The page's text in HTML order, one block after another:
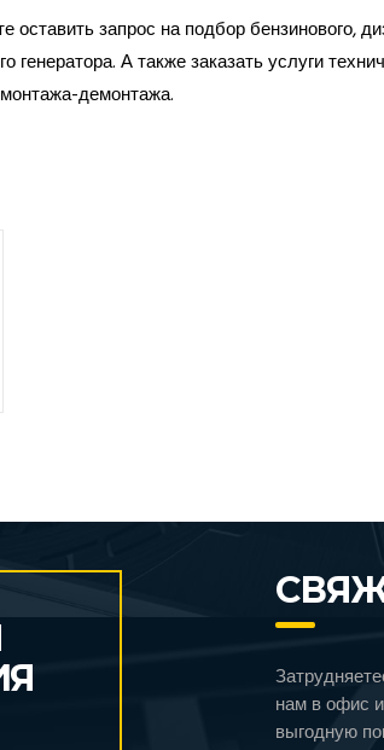
оставить запрос на подбор бензинового,
генератора. А также заказать услуги
демонтажа.
нам в офис
выгодную